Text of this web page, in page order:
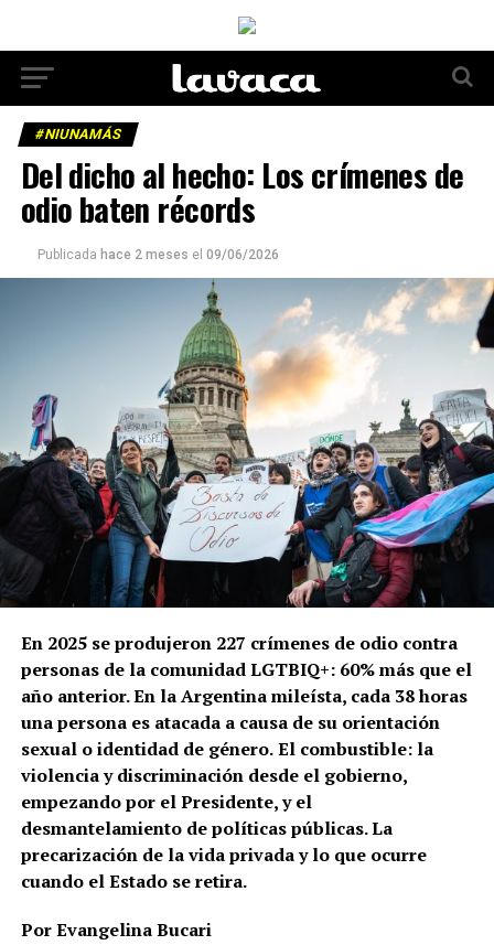
#NIUNAMÁS
Del dicho al hecho: Los crímenes de
odio baten récords
Publicada hace 2 meses el 09/06/2026
En 2025 se produjeron 227 crímenes de odio contra
personas de la comunidad LGTBIQ+: 60% más que el
año anterior. En la Argentina mileísta, cada 38 horas
una persona es atacada a causa de su orientación
sexual o identidad de género.El combustible: la
violencia y discriminación desde el gobierno,
empezando por el Presidente, y el
desmantelamiento de políticas públicas. La
precarización de la vida privada y lo que ocurre
cuando el Estado se retira.
Por Evangelina Bucari